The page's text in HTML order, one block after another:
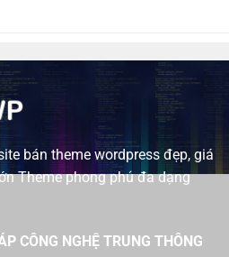
bán theme wordpress đẹp, giá
Theme phong phú đa dạng
CÔNG NGHỆ TRUNG THÔNG